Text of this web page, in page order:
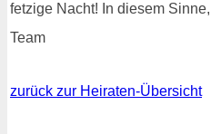
fetzige Nacht! In diesem
Team
zurück zur Heiraten-Übersicht